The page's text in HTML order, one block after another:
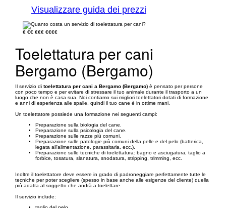
Visualizzare guida dei prezzi
€ €€ €€€ €€€€
Toelettatura per cani
Bergamo (Bergamo)
Il servizio di toelettatura per cani a Bergamo (Bergamo) è pensato per persone
con poco tempo e per evitare di stressare il tuo animale durante il trasporto a un
luogo che non è casa sua. Noi contiamo sui migliori toelettatori dotati di formazione
e anni di esperienza alle spalle, quindi il tuo cane è in ottime mani.
Un toelettatore possiede una formazione nei seguenti campi:
Preparazione sulla biologia del cane.
Preparazione sulla psicologia del cane.
Preparazione sulle razze più comuni.
Preparazione sulle patologie più comuni della pelle e del pelo (batterica,
legata all'alimentazione, parassitaria, ecc.).
Preparazione sulle tecniche di toelettatura: bagno e asciugatura, taglio a
forbice, tosatura, slanatura, snodatura, stripping, trimming, ecc.
Inoltre il toelettatore deve essere in grado di padroneggiare perfettamente tutte le
tecniche per poter scegliere (spesso in base anche alle esigenze del cliente) quella
più adatta al soggetto che andrà a toelettare.
Il servizio include: